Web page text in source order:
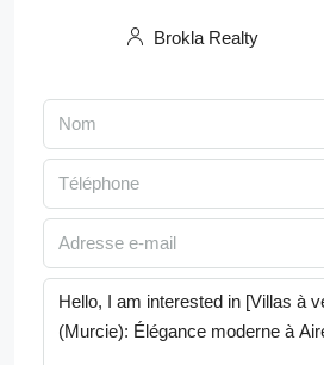
Brokla Realty